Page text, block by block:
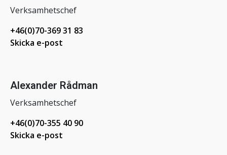
Verksamhetschef
+46(0)70-369 31 83
Skicka e-post
Alexander Rådman
Verksamhetschef
+46(0)70-355 40 90
Skicka e-post